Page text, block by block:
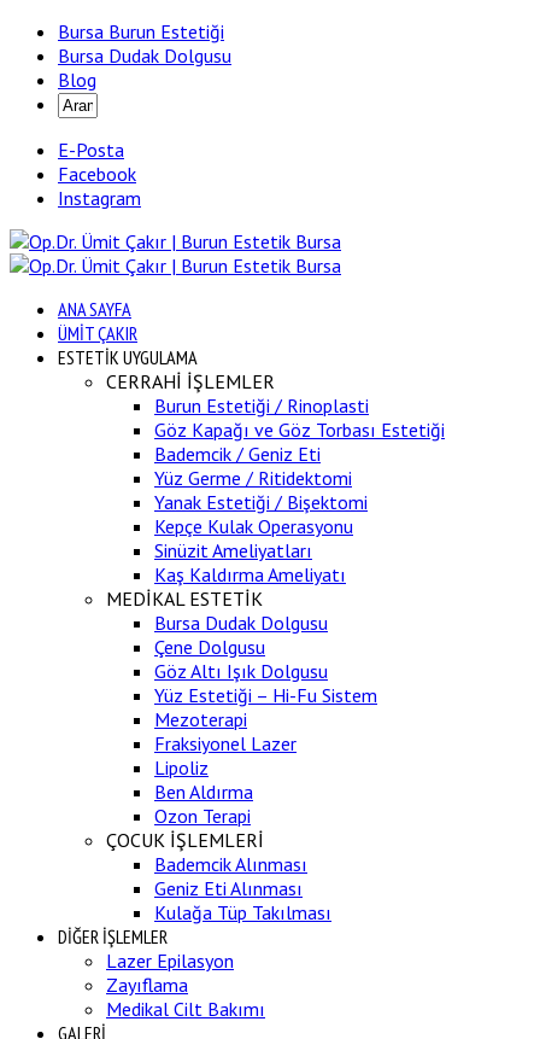
Bursa Burun Estetiği
Bursa Dudak Dolgusu
Blog
E-Posta
Facebook
Instagram
ANA SAYFA
ÜMİT ÇAKIR
ESTETİK UYGULAMA
CERRAHİ İŞLEMLER
Burun Estetiği / Rinoplasti
Göz Kapağı ve Göz Torbası Estetiği
Bademcik / Geniz Eti
Yüz Germe / Ritidektomi
Yanak Estetiği / Bişektomi
Kepçe Kulak Operasyonu
Sinüzit Ameliyatları
Kaş Kaldırma Ameliyatı
MEDİKAL ESTETİK
Bursa Dudak Dolgusu
Çene Dolgusu
Göz Altı Işık Dolgusu
Yüz Estetiği – Hi-Fu Sistem
Mezoterapi
Fraksiyonel Lazer
Lipoliz
Ben Aldırma
Ozon Terapi
ÇOCUK İŞLEMLERİ
Bademcik Alınması
Geniz Eti Alınması
Kulağa Tüp Takılması
DİĞER İŞLEMLER
Lazer Epilasyon
Zayıflama
Medikal Cilt Bakımı
GALERİ